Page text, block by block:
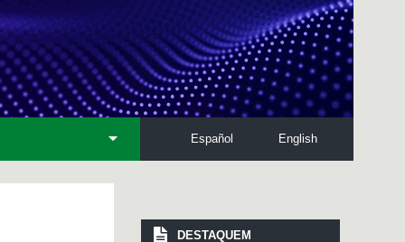
English
Español
DESTAQUEM